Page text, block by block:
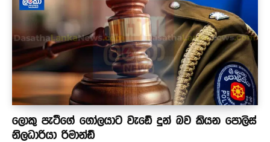
ලොකු පැටීගේ ගෝලයාට වැඩේ දුන් බව කියන පොලිස්
නිලධාරියා රිමාන්ඩ්